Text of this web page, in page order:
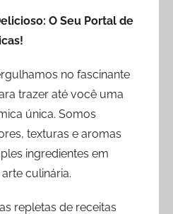
O Seu Portal de
no fascinante
trazer até você uma
única. Somos
texturas e aromas
ingredientes em
culinária.
repletas de receitas